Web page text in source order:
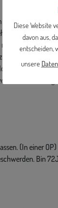
Klinikum
empfohlen
möchte dass
viel Erfolg
(In einer OP)
Bin
Diese Website
davon aus,
entscheiden,
unsere